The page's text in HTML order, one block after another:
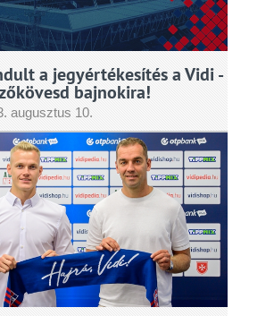
a jegyértékesítés a Vidi -
bajnokira!
augusztus 10.